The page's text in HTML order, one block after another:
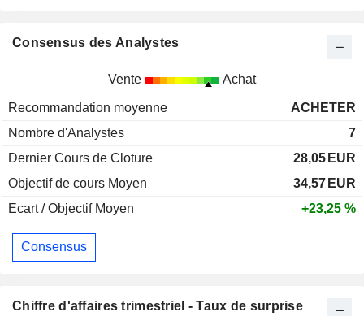
Consensus des Analystes
Vente Achat
Recommandation moyenne
ACHETER
Nombre d'Analystes
7
Dernier Cours de Cloture
28,05 EUR
Objectif de cours Moyen
34,57 EUR
Ecart / Objectif Moyen
+23,25 %
Consensus
Chiffre d'affaires trimestriel - Taux de surprise